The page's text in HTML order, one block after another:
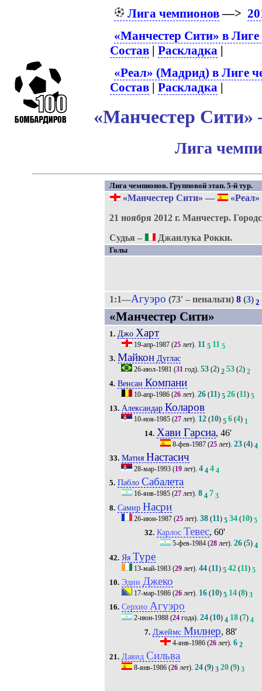
Лига чемпионов—>
«Манчестер Сити» в
Состав |Раскладка |
«Реал» (Мадрид) в Лиге
Состав |Раскладка |
«Манчестер Сити»
Лига
Лига чемпионов. Групповой этап. 5-й тур.
«Манчестер Сити» —
21 ноября 2012 г. Манчестер.
Судья –
Джанлука Рокки.
Голы
1:1—Агуэро (73' – пенальти) 8(3) 2
«Манчестер Сити»
1. Джо Харт
19-апр-1987(25лет). 11 5 11 5
3. МайконДуглас
26-июл-1981 (31год). 53(2) 2 53(2) 2
4. Венсан Компани
10-апр-1986(26лет). 26(11) 5 26(11) 5
13. Александар Коларов
10-ноя-1985(27лет). 12(10) 5 6(4) 1
14. Хави Гарсиа, 46'
8-фев-1987 (25 лет).23 (4) 4
33. Матия Настасич
28-мар-1993(19лет). 4 4 4 4
5. Пабло Сабалета
16-янв-1985(27лет). 8 4 7 3
8. Самир Насри
26-июн-1987(25лет). 38(11) 5 34(10) 5
32. Карлос Тевес, 60'
5-фев-1984 (28 лет).26 (5) 4
42. Яя Туре
13-май-1983(29лет). 44(11) 5 42(11) 5
10. Эдин Джеко
17-мар-1986(26лет). 16(10) 5 14(8) 3
16. Серхио Агуэро
2-июн-1988(24года). 24(10) 4 18(7) 4
7. Джеймс Милнер, 88'
4-янв-1986 (26 лет).6 2
21. Давид Сильва
8-янв-1986(26лет). 24(9) 3 20(9) 3